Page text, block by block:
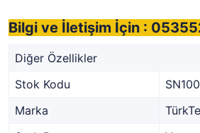
Bilgi ve İletişim İçin :
Diğer Özellikler
Stok Kodu
Marka